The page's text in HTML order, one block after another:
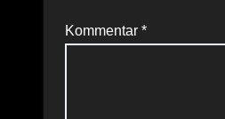
Kommentar *